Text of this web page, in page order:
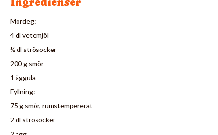
Mördeg:
4 dl vetemjöl
½ dl strösocker
200 g smör
1 äggula
Fyllning:
75 g smör, rumstempererat
2 dl strösocker